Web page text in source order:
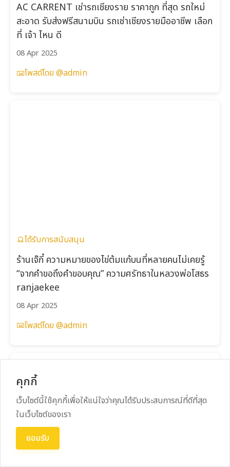
AC CARRENT เช่ารถเชียงราย ราคาถูก ที่สุด รถใหม่
สะอาด รับส่งฟรีสนามบิน รถเช่าเชียงรายมืออาชีพ เลือก
ที่ เจ้า ไหน ดี
08 Apr 2025
โพสต์โดย @admin
ได้รับการสนับสนุน
ร้านเจ๊กี๋ ความหมายของไข่ต้มแก้บนที่หลายคนไม่เคยรู้
“จากคำขอถึงคำขอบคุณ” ความศรัทธาในหลวงพ่อโสธร
ranjaekee
08 Apr 2025
โพสต์โดย @admin
คุกกี้
เว็บไซต์นี้ใช้คุกกี้เพื่อให้แน่ใจว่าคุณได้รับประสบการณ์ที่ดีที่สุด
ในเว็บไซต์ของเรา
ยอมรับ